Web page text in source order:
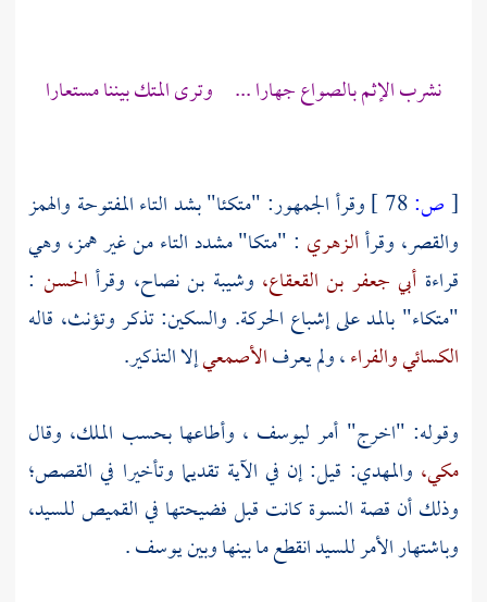
نشرب الإثم بالصواع جهارا ... وترى المتك بيننا مستعارا
[ص:
وقرأ الجمهور: "متكئا" بشد التاء المفتوحة والهمز
والقصر، وقرأالزهري : "متكا" مشدد التاء من غير همز، وهي
قراءة أبي جعفر بن القعقاع، وشيبة بن نصاح، وقرأ الحسن :
"متكاء" بالمد على إشباع الحركة. والسكين: تذكر وتؤنث، قاله
الكسائيوالفراء، ولم يعرفالأصمعيإلا التذكير.
وقوله: "اخرج" أمر ليوسف ، وأطاعها بحسب الملك، وقال
مكي، والمهدي: قيل: إن في الآية تقديما وتأخيرا في القصص؛
وذلك أن قصة النسوة كانت قبل فضيحتها في القميص للسيد،
وباشتهار الأمر للسيد انقطع ما بينها وبينيوسف.